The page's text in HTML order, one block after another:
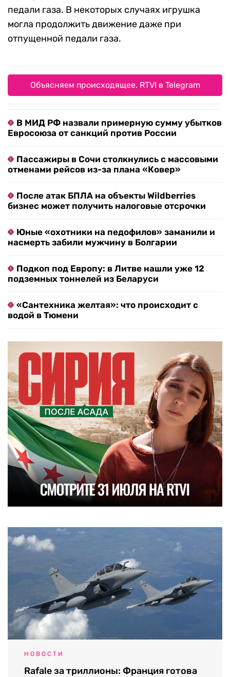
педали газа. В некоторых случаях игрушка
могла продолжить движение даже при
отпущенной педали газа.
Объясняем происходящее. RTVI в Telegram
В МИД РФ назвали примерную сумму убытков
Евросоюза от санкций против России
Пассажиры в Сочи столкнулись с массовыми
отменами рейсов из-за плана «Ковер»
После атак БПЛА на объекты Wildberries
бизнес может получить налоговые отсрочки
Юные «охотники на педофилов» заманили и
насмерть забили мужчину в Болгарии
Подкоп под Европу: в Литве нашли уже 12
подземных тоннелей из Беларуси
«Сантехника желтая»: что происходит с
водой в Тюмени
НОВОСТИ
Rafale за триллионы: Франция готова